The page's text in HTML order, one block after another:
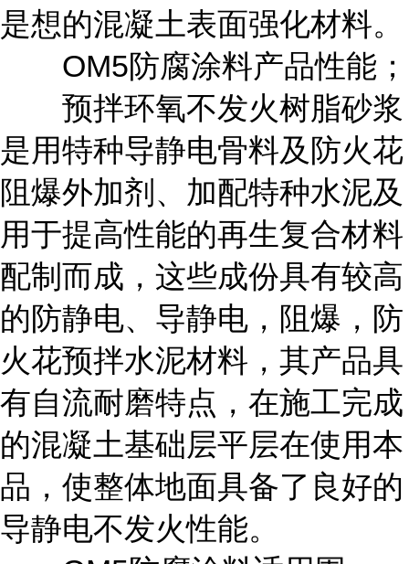
是想的混凝土表面强化材料。
OM5防腐涂料产品性能；
预拌环氧不发火树脂砂浆
是用特种导静电骨料及防火花
阻爆外加剂、加配特种水泥及
用于提高性能的再生复合材料
配制而成，这些成份具有较高
的防静电、导静电，阻爆，防
火花预拌水泥材料，其产品具
有自流耐磨特点，在施工完成
的混凝土基础层平层在使用本
品，使整体地面具备了良好的
导静电不发火性能。